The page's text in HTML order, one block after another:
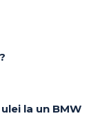
la un BMW